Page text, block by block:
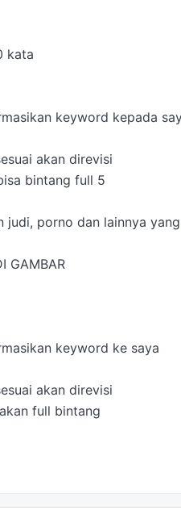
kata
keyword kepada
akan direvisi
bintang full 5
porno dan lainnya
GAMBAR
keyword ke saya
akan direvisi
full bintang